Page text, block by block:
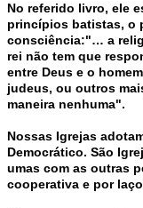
No referido livro, ele
princípios batistas, o
consciência:"… a
rei não tem que
entre Deus e o
judeus, ou outros
maneira nenhuma".
Nossas Igrejas
Democrático. São
umas com as outras
cooperativa e por